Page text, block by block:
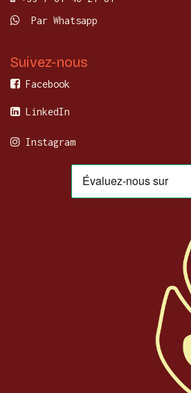
Par Whatsapp
Suivez-nous
Facebook
LinkedIn
Instagram